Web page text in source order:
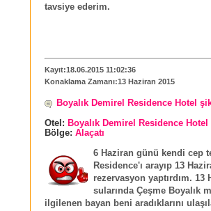
tavsiye ederim.
Kayıt:18.06.2015 11:02:36
Konaklama Zamanı:13 Haziran 2015
Boyalık Demirel Residence Hotel
Otel: Boyalık Demirel Residence Hotel
Bölge: Alaçatı
6 Haziran günü kendi cep
Residence'ı arayıp 13
rezervasyon yaptırdım.
sularında Çeşme Boyalık
ilgilenen bayan beni aradıklarını